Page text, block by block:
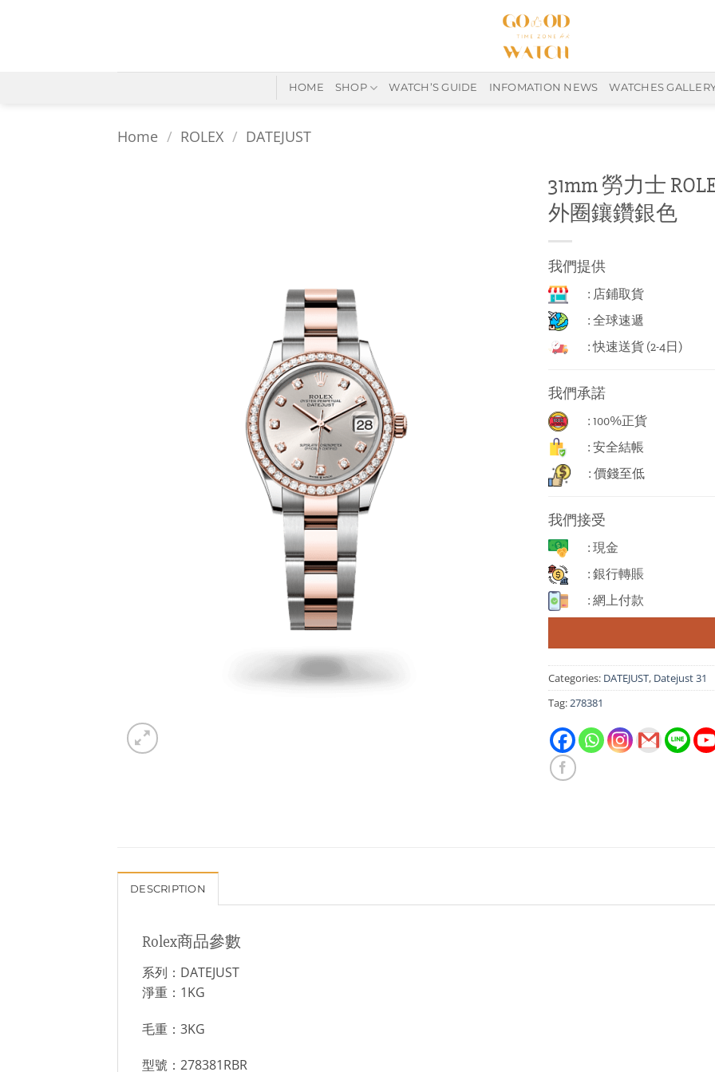
HOME SHOP WATCH’S GUIDE INFOMATION NEWS WATCHES
Home / ROLEX / DATEJUST
31mm 勞力士
外圈鑲鑽銀色
我們提供
: 店鋪取貨
: 全球速遞
: 快速送貨 (2-4日)
我們承諾
: 100%正貨
: 安全結帳
: 價錢至低
我們接受
: 現金
: 銀行轉賬
: 網上付款
Categories: DATEJUST, Datejust 31
Tag:278381
DESCRIPTION
Rolex商品參數
系列：DATEJUST
淨重：1KG
毛重：3KG
型號：278381RBR